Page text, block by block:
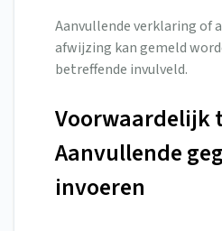
Aanvullende verklaring of
afwijzing kan gemeld
betreffende invulveld.
Voorwaardelijk
Aanvullende
invoeren